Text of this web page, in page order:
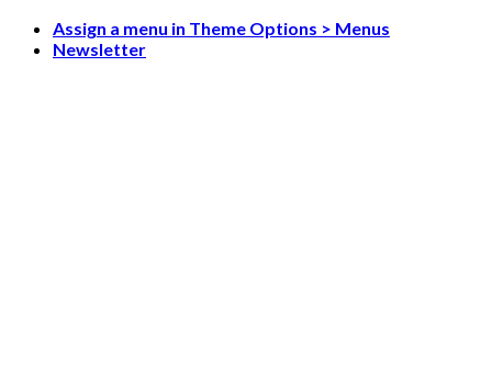
Skip
Assign a menu in Theme Options > Menus
Newsletter